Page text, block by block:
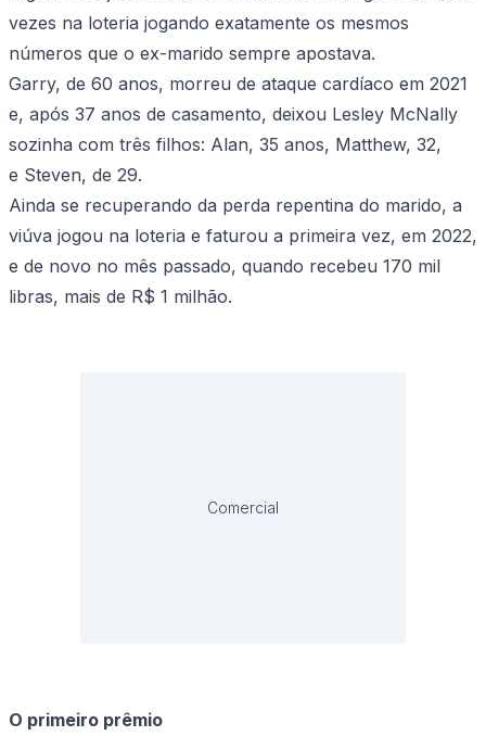
vezes na loteria jogando exatamente os mesmos
números que o ex-marido sempre apostava.
Garry, de 60 anos, morreu de ataque cardíaco em 2021
e, após 37 anos de casamento, deixou Lesley McNally
sozinha com três filhos: Alan, 35 anos, Matthew, 32,
e Steven, de 29.
Ainda se recuperando da perda repentina do marido, a
viúva jogou na loteria e faturou a primeira vez, em 2022,
e de novo no mês passado, quando recebeu 170 mil
libras, mais de R$ 1 milhão.
Comercial
O primeiro prêmio